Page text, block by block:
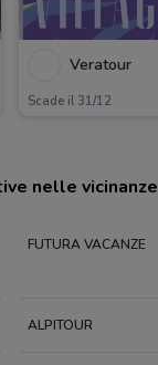
Veratour
Scade il 31/12
nelle vicinanze
FUTURA VACANZE
ALPITOUR